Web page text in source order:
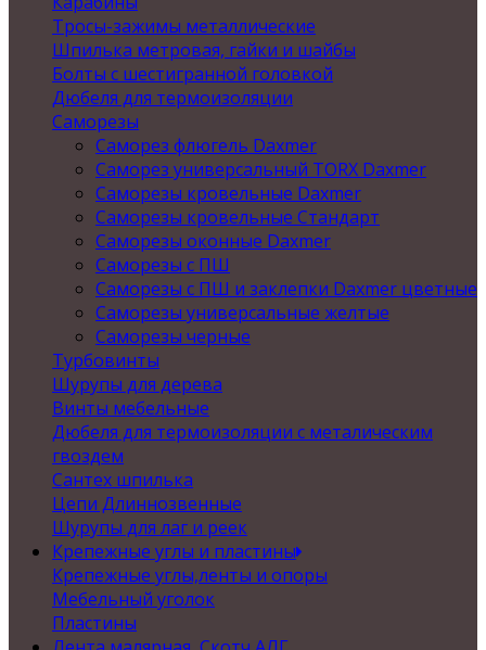
Тросы-зажимы металлические
Шпилька метровая, гайки и шайбы
Болты с шестигранной головкой
Дюбеля для термоизоляции
Саморезы
Саморез флюгель Daxmer
Саморез универсальный TORX Daxmer
Саморезы кровельные Daxmer
Саморезы кровельные Стандарт
Саморезы оконные Daxmer
Саморезы с ПШ
Саморезы с ПШ и заклепки Daxmer цветные
Саморезы универсальные желтые
Саморезы черные
Турбовинты
Шурупы для дерева
Винты мебельные
Дюбеля для термоизоляции с металическим
гвоздем
Сантех шпилька
Цепи Длиннозвенные
Шурупы для лаг и реек
Крепежные углы и пластины
Крепежные углы,ленты и опоры
Мебельный уголок
Пластины